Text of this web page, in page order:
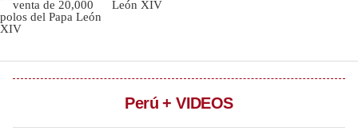
León XIV
Perú + VIDEOS